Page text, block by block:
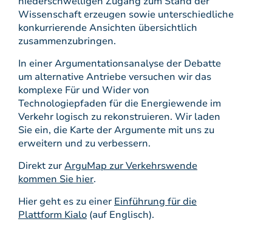
Wissenschaft erzeugen sowie unterschiedliche
konkurrierende Ansichten übersichtlich
zusammenzubringen.
In einer Argumentationsanalyse der Debatte
um alternative Antriebe versuchen wir das
komplexe Für und Wider von
Technologiepfaden für die Energiewende im
Verkehr logisch zu rekonstruieren. Wir laden
Sie ein, die Karte der Argumente mit uns zu
erweitern und zu verbessern.
Direkt zurArguMap zur Verkehrswende
kommen Sie hier.
Hier geht es zu einer Einführung für die
Plattform Kialo (auf Englisch).